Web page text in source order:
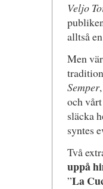
Veljo
alltså
Men
Semper
och
släcka
syntes
Två
uppå
”La